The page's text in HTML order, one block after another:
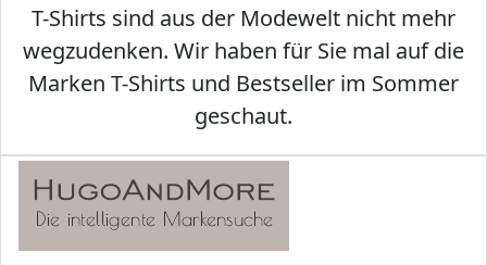
T-Shirts sind aus der Modewelt nicht mehr
wegzudenken. Wir haben für Sie mal auf die
Marken T-Shirts und Bestseller im Sommer
geschaut.